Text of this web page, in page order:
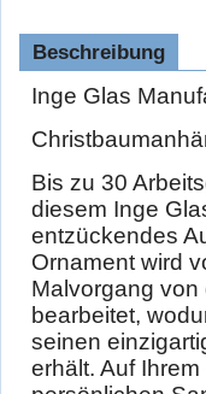
Beschreibung
Inge Glas
Bis zu 30
diesem Inge
entzückendes
Ornament wird
Malvorgang von
bearbeitet,
seinen
erhält. Auf